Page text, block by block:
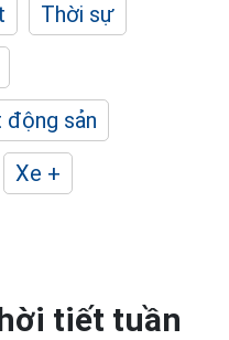
Thời sự
động sản
Xe +
tiết tuần